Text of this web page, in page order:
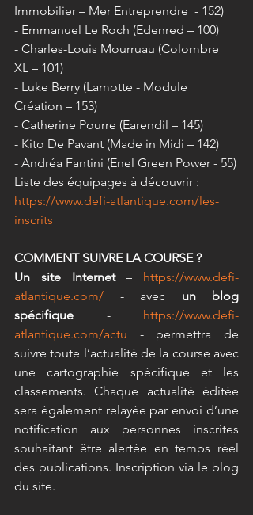
Immobilier – Mer Entreprendre  - 152)
- Emmanuel Le Roch (Edenred – 100)
- Charles-Louis Mourruau (Colombre
XL – 101)
- Luke Berry (Lamotte - Module
Création – 153)
- Catherine Pourre (Earendil – 145)
- Kito De Pavant (Made in Midi – 142)
- Andréa Fantini (Enel Green Power - 55)
Liste des équipages à découvrir :
https://www.defi-atlantique.com/les-
inscrits
COMMENT SUIVRE LA COURSE ?
Un site Internet –
https://www.defi-
atlantique.com/ - avec un blog
spécifique -
https://www.defi-
atlantique.com/actu - permettra de
suivre toute l’actualité de la course avec
une cartographie spécifique et les
classements. Chaque actualité éditée
sera également relayée par envoi d’une
notification aux personnes inscrites
souhaitant être alertée en temps réel
des publications. Inscription via le blog
du site.